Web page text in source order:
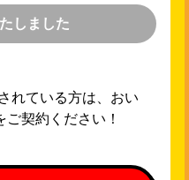
しました
れている方は、おい
契約ください！